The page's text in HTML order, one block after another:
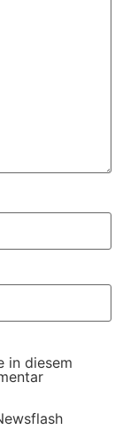
in diesem